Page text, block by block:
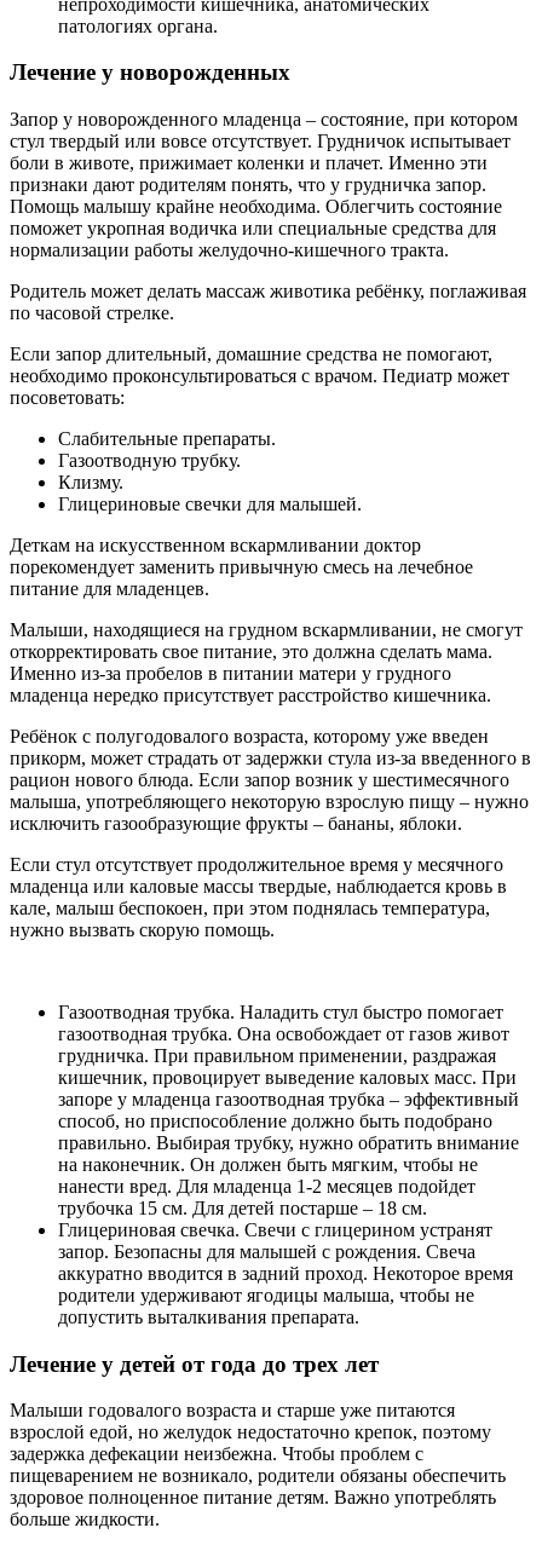
патологиях органа.
Лечение у новорожденных
Запор у новорожденного младенца – состояние, при котором
стул твердый или вовсе отсутствует. Грудничок испытывает
боли в животе, прижимает коленки и плачет. Именно эти
признаки дают родителям понять, что у грудничка запор.
Помощь малышу крайне необходима. Облегчить состояние
поможет укропная водичка или специальные средства для
нормализации работы желудочно-кишечного тракта.
Родитель может делать массаж животика ребёнку, поглаживая
по часовой стрелке.
Если запор длительный, домашние средства не помогают,
необходимо проконсультироваться с врачом. Педиатр может
посоветовать:
Слабительные препараты.
Газоотводную трубку.
Клизму.
Глицериновые свечки для малышей.
Деткам на искусственном вскармливании доктор
порекомендует заменить привычную смесь на лечебное
питание для младенцев.
Малыши, находящиеся на грудном вскармливании, не смогут
откорректировать свое питание, это должна сделать мама.
Именно из-за пробелов в питании матери у грудного
младенца нередко присутствует расстройство кишечника.
Ребёнок с полугодовалого возраста, которому уже введен
прикорм, может страдать от задержки стула из-за введенного в
рацион нового блюда. Если запор возник у шестимесячного
малыша, употребляющего некоторую взрослую пищу – нужно
исключить газообразующие фрукты – бананы, яблоки.
Если стул отсутствует продолжительное время у месячного
младенца или каловые массы твердые, наблюдается кровь в
кале, малыш беспокоен, при этом поднялась температура,
нужно вызвать скорую помощь.
Газоотводная трубка. Наладить стул быстро помогает
газоотводная трубка. Она освобождает от газов живот
грудничка. При правильном применении, раздражая
кишечник, провоцирует выведение каловых масс. При
запоре у младенца газоотводная трубка – эффективный
способ, но приспособление должно быть подобрано
правильно. Выбирая трубку, нужно обратить внимание
на наконечник. Он должен быть мягким, чтобы не
нанести вред. Для младенца 1-2 месяцев подойдет
трубочка 15 см. Для детей постарше – 18 см.
Глицериновая свечка. Свечи с глицерином устранят
запор. Безопасны для малышей с рождения. Свеча
аккуратно вводится в задний проход. Некоторое время
родители удерживают ягодицы малыша, чтобы не
допустить выталкивания препарата.
Лечение у детей от года до трех лет
Малыши годовалого возраста и старше уже питаются
взрослой едой, но желудок недостаточно крепок, поэтому
задержка дефекации неизбежна. Чтобы проблем с
пищеварением не возникало, родители обязаны обеспечить
здоровое полноценное питание детям. Важно употреблять
больше жидкости.